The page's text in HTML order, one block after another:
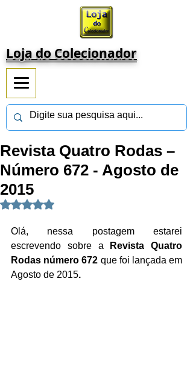
Loja do Colecionador
Revista Quatro Rodas –
Número 672 - Agosto de
2015
Avaliado com NaN de 5 estrelas.
Olá, nessa postagem estarei
escrevendo sobre a
Revista Quatro
Rodas número 672 que foi lançada em
Agosto de 2015.